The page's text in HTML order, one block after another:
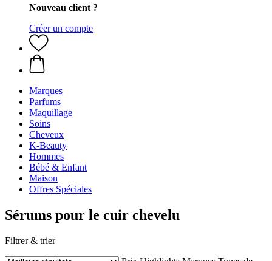
Nouveau client ?
Créer un compte
Marques
Parfums
Maquillage
Soins
Cheveux
K-Beauty
Hommes
Bébé & Enfant
Maison
Offres Spéciales
Sérums pour le cuir chevelu
Filtrer & trier